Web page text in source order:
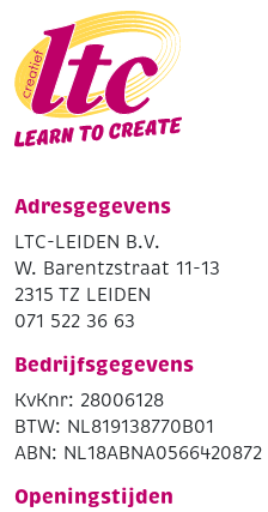
Adresgegevens
LTC-LEIDEN B.V.
W. Barentzstraat 11-13
2315 TZ LEIDEN
071 522 36 63
Bedrijfsgegevens
KvKnr: 28006128
BTW: NL819138770B01
ABN: NL18ABNA0566420872
Openingstijden